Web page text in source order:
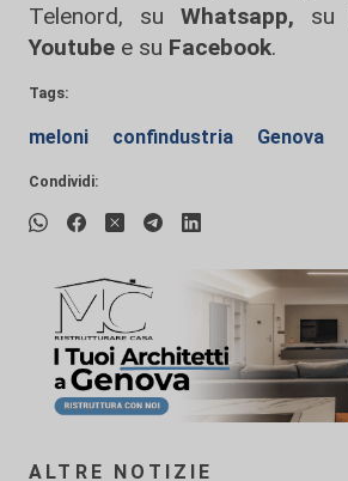
Telenord, su
Whatsapp, su
Youtube e su Facebook.
Tags:
meloni confindustria Genova
Condividi:
ALTRE NOTIZIE